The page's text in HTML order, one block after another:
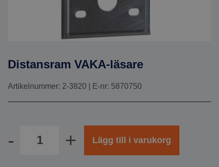
Distansram VAKA-läsare
Artikelnummer: 2-3820 | E-nr: 5870750
Lägg till i varukorg